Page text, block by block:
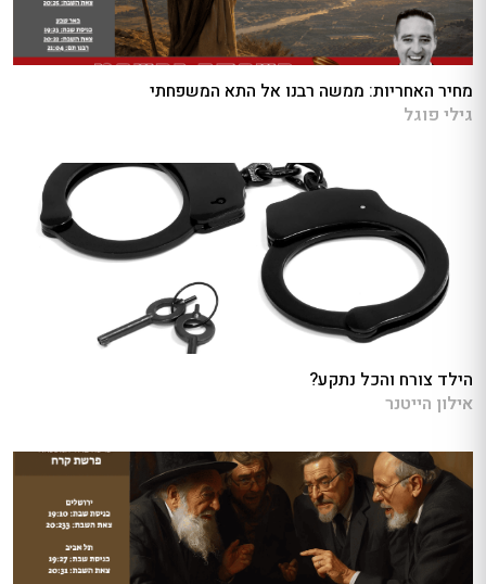
מחיר האחריות: ממשה רבנו אל התא המשפחתי
גילי פוגל
הילד צורח והכל נתקע?
אילון הייטנר